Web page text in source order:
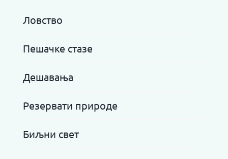
Ловство
Пешачке стазе
Дешавања
Резервати природе
Биљни свет